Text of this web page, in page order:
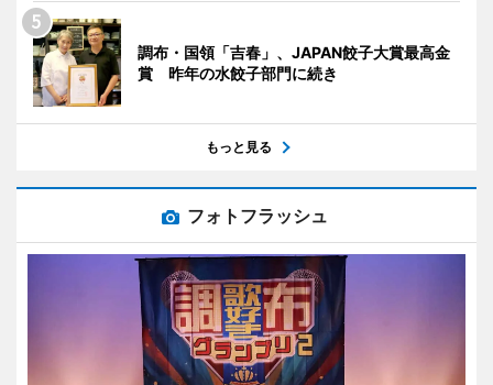
調布・国領「吉春」、JAPAN餃子大賞最高金
賞 昨年の水餃子部門に続き
もっと見る
フォトフラッシュ